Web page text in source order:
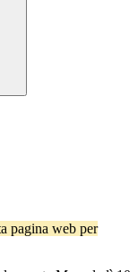
pagina web per